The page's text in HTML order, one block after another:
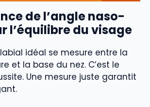
de l’angle naso-
l’équilibre du visage
idéal se mesure entre la
et la base du nez. C’est le
Une mesure juste garantit